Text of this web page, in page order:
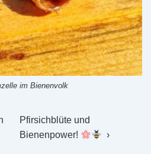
im Bienenvolk
Nächster
Beitrag
Pfirsichblüte und
Bienenpower!
›